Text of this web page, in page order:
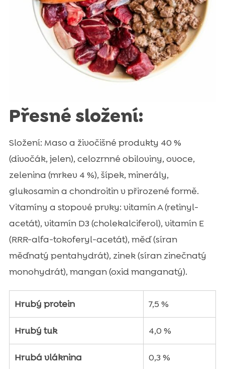
Přesné složení:
Složení: Maso a živočišné produkty 40 %
(divočák, jelen), celozrnné obiloviny, ovoce,
zelenina (mrkev 4 %), šípek, minerály,
glukosamin a chondroitin v přirozené formě.
Vitamíny a stopové prvky: vitamín A (retinyl-
acetát), vitamín D3 (cholekalciferol), vitamín E
(RRR-alfa-tokoferyl-acetát), měď (síran
měďnatý pentahydrát), zinek (síran zinečnatý
monohydrát), mangan (oxid manganatý).
Hrubý protein 7,5 %
Hrubý tuk 4,0 %
Hrubá vláknina 0,3 %